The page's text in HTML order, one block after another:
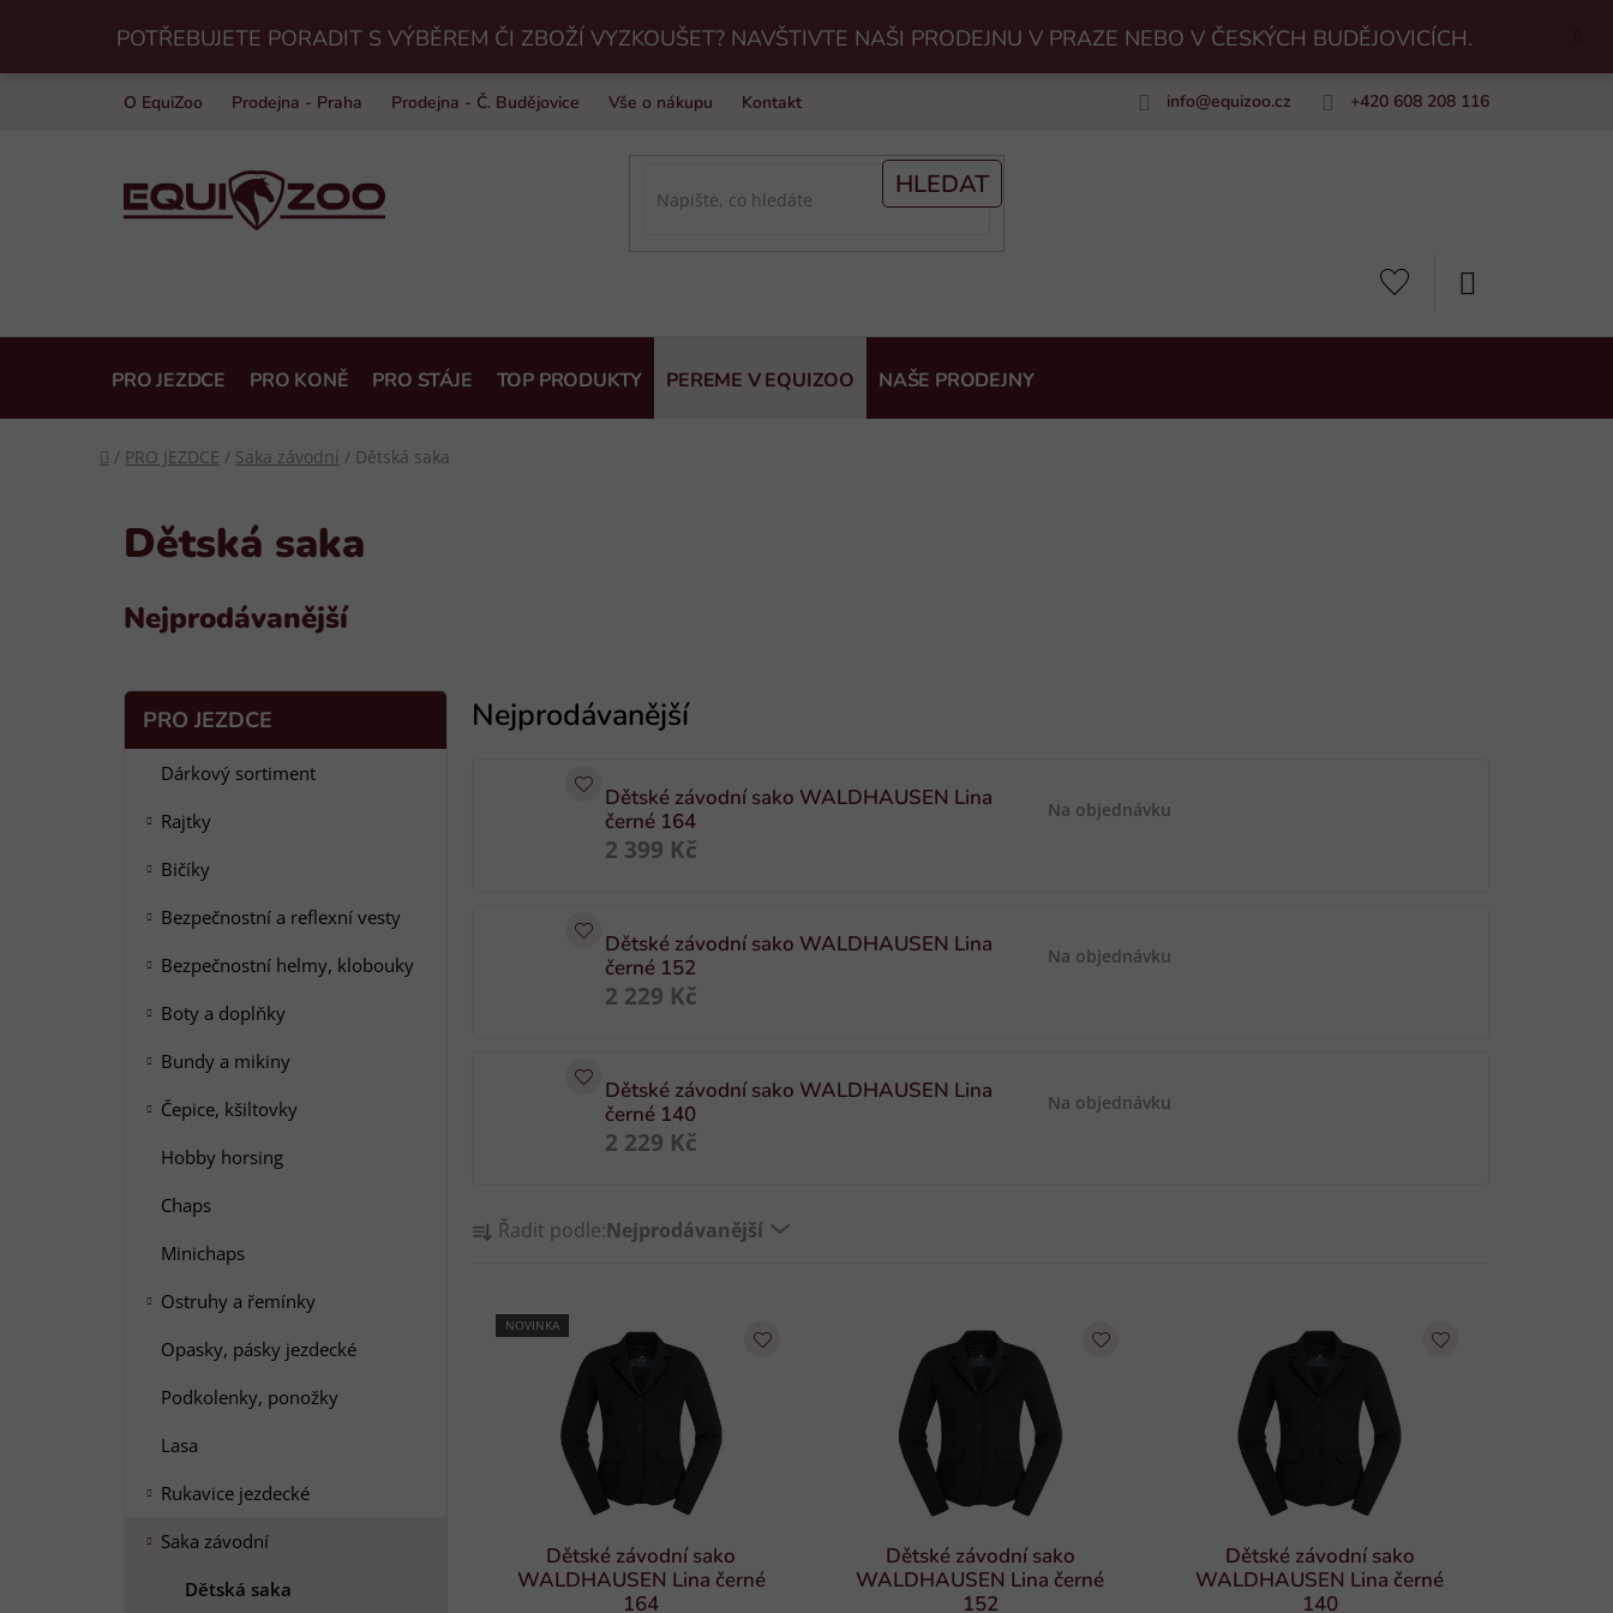
obsah
POTŘEBUJETE PORADIT S VÝBĚREM ČI ZBOŽÍ VYZKOUŠET? NAVŠTIVTE NAŠI PRODEJNU V PRAZE NEBO V ČESKÝCH BUDĚJOVICÍCH.
O EquiZoo Prodejna - Praha Prodejna - Č. Budějovice Vše o nákupu Kontakt info@equizoo.cz +420 608 208 116
HLEDAT
PRO JEZDCE PRO KONĚ PRO STÁJE TOP PRODUKTY PEREME V EQUIZOO NAŠE PRODEJNY
Domů
/ PRO JEZDCE / Saka závodní / Dětská saka
Dětská saka
Nejprodávanější
P
K
t
PRO JEZDCE
Dárkový sortiment
Rajtky
Bičíky
Bezpečnostní a reflexní vesty
Bezpečnostní helmy, klobouky
Boty a doplňky
Bundy a mikiny
Čepice, kšiltovky
Hobby horsing
Chaps
Minichaps
Ostruhy a řemínky
Opasky, pásky jezdecké
Podkolenky, ponožky
Lasa
Rukavice jezdecké
Saka závodní
Dětská saka
Dětské závodní sako WALDHAUSEN Lina
černé 164
Na objednávku
2 399 Kč
Dětské závodní sako WALDHAUSEN Lina
černé 152
Na objednávku
2 229 Kč
Dětské závodní sako WALDHAUSEN Lina
černé 140
Na objednávku
2 229 Kč
a Řadit podle:Nejprodávanější
NOVINKA
Dětské závodní sako
WALDHAUSEN Lina černé
164
Dětské závodní sako
WALDHAUSEN Lina černé
152
Dětské závodní sako
WALDHAUSEN Lina černé
140